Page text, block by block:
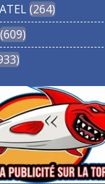
264
609